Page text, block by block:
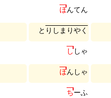
ほんてん
と り し ま りやく
しし ゃ
ほん し ゃ
ちーふ